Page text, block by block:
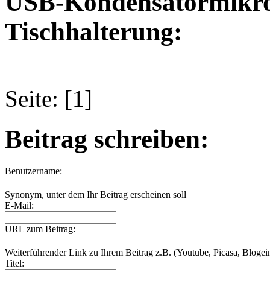
Tischhalterung:
Seite: [1]
Beitrag schreiben:
Benutzername:
Synonym, unter dem Ihr Beitrag erscheinen soll
E-Mail:
URL zum Beitrag:
Weiterführender Link zu Ihrem Beitrag z.B. (Youtube, Picasa,
Titel: